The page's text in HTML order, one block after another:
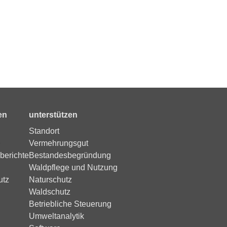
unterstützen
Standort
Vermehrungsgut
Bestandesbegründung
Waldpflege und Nutzung
Naturschutz
Waldschutz
Betriebliche Steuerung
Umweltanalytik